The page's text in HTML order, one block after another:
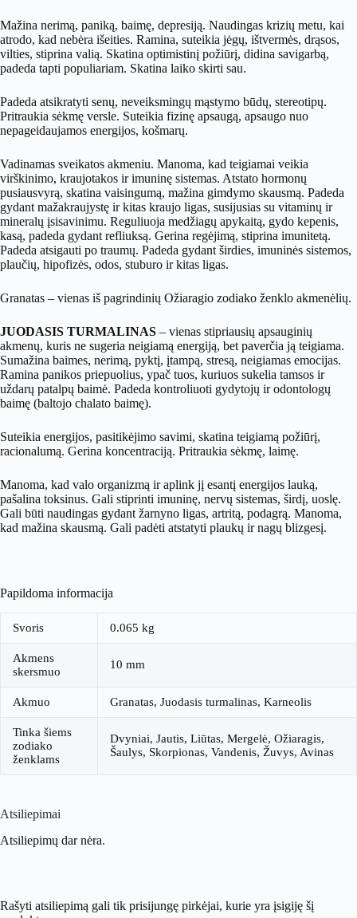
Mažina nerimą, paniką, baimę, depresiją. Naudingas krizių metu, kai
atrodo, kad nebėra išeities. Ramina, suteikia jėgų, ištvermės, drąsos,
vilties, stiprina valią. Skatina optimistinį požiūrį, didina savigarbą,
padeda tapti populiariam. Skatina laiko skirti sau.
Padeda atsikratyti senų, neveiksmingų mąstymo būdų, stereotipų.
Pritraukia sėkmę versle. Suteikia fizinę apsaugą, apsaugo nuo
nepageidaujamos energijos, košmarų.
Vadinamas sveikatos akmeniu. Manoma, kad teigiamai veikia
virškinimo, kraujotakos ir imuninę sistemas. Atstato hormonų
pusiausvyrą, skatina vaisingumą, mažina gimdymo skausmą. Padeda
gydant mažakraujystę ir kitas kraujo ligas, susijusias su vitaminų ir
mineralų įsisavinimu. Reguliuoja medžiagų apykaitą, gydo kepenis,
kasą, padeda gydant refliuksą. Gerina regėjimą, stiprina imunitetą.
Padeda atsigauti po traumų. Padeda gydant širdies, imuninės sistemos,
plaučių, hipofizės, odos, stuburo ir kitas ligas.
Granatas – vienas iš pagrindinių Ožiaragio zodiako ženklo akmenėlių.
JUODASIS TURMALINAS – vienas stipriausių apsauginių
akmenų, kuris ne sugeria neigiamą energiją, bet paverčia ją teigiama.
Sumažina baimes, nerimą, pyktį, įtampą, stresą, neigiamas emocijas.
Ramina panikos priepuolius, ypač tuos, kuriuos sukelia tamsos ir
uždarų patalpų baimė. Padeda kontroliuoti gydytojų ir odontologų
baimę (baltojo chalato baimę).
Suteikia energijos, pasitikėjimo savimi, skatina teigiamą požiūrį,
racionalumą. Gerina koncentraciją. Pritraukia sėkmę, laimę.
Manoma, kad valo organizmą ir aplink jį esantį energijos lauką,
pašalina toksinus. Gali stiprinti imuninę, nervų sistemas, širdį, uoslę.
Gali būti naudingas gydant žarnyno ligas, artritą, podagrą. Manoma,
kad mažina skausmą. Gali padėti atstatyti plaukų ir nagų blizgesį.
Papildoma informacija
Svoris 0.065 kg
Akmens
skersmuo
10 mm
Akmuo Granatas, Juodasis turmalinas, Karneolis
Tinka šiems
zodiako
ženklams
Dvyniai, Jautis, Liūtas, Mergelė, Ožiaragis,
Šaulys, Skorpionas, Vandenis, Žuvys, Avinas
Atsiliepimai
Atsiliepimų dar nėra.
Rašyti atsiliepimą gali tik prisijungę pirkėjai, kurie yra įsigiję šį